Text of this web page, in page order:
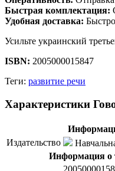
Быстрая комплектация:
Удобная доставка:
Усильте украинский
ISBN: 2005000015847
Теги: развитие речи
Характеристики
Издательство
Информация о